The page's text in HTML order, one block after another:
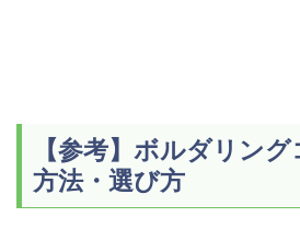
【参考】ボルダリン
方法・選び方